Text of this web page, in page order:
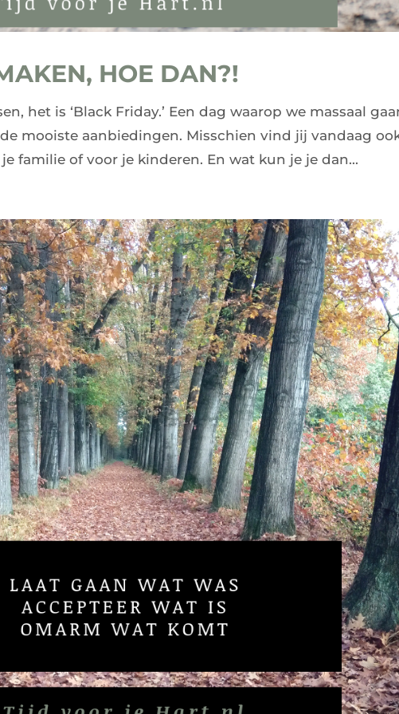
HOE DAN?!
het is ‘Black Friday.’ Een dag waarop we massaal
mooiste aanbiedingen. Misschien vind jij vandaag
familie of voor je kinderen. En wat kun je je dan...